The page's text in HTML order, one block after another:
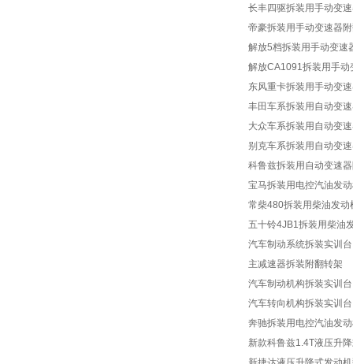
长丰四驱拆装用手动变
帝豪拆装用手动变速器
解放5档拆装用手动变速
解放CA1091拆装用手动
东风重卡拆装用手动变
丰田车系拆装用自动变
大众车系拆装用自动变
别克车系拆装用自动变
科鲁兹拆装用自动变速
宝马拆装用电控汽油发
常柴480拆装用柴油发动
五十铃4JB1拆装用柴油
汽车制动系统拆装实训台
主减速器拆装附翻转架
汽车制动机构拆装实训台
汽车转向机构拆装实训台
奔驰拆装用电控汽油发
新款科鲁兹1.4T液压升